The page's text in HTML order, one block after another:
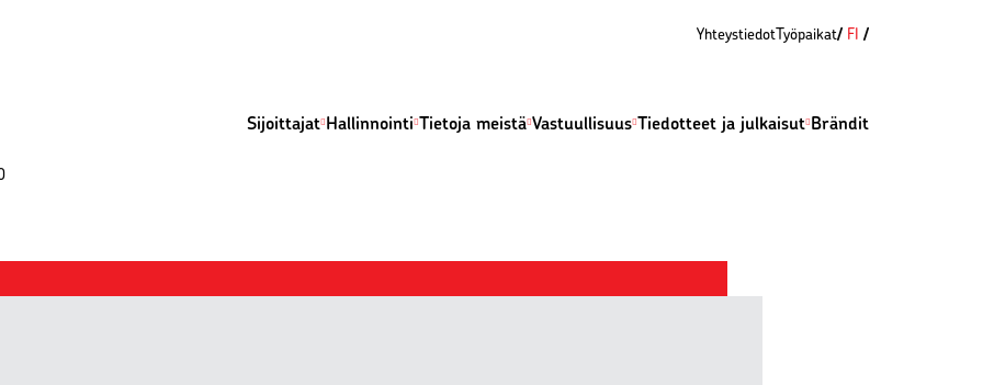
YhteystiedotTyöpaikat FI
Sijoittajat Hallinnointi Tietoja meistä Vastuullisuus Tiedotteet ja julkaisut Brändit